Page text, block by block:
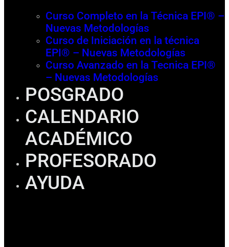
Curso Completo en la Técnica EPI® –
Nuevas Metodologías
Curso de Iniciación en la técnica
EPI® – Nuevas Metodologías
Curso Avanzado en la Tecnica EPI®
– Nuevas Metodologías
POSGRADO
CALENDARIO
ACADÉMICO
PROFESORADO
AYUDA